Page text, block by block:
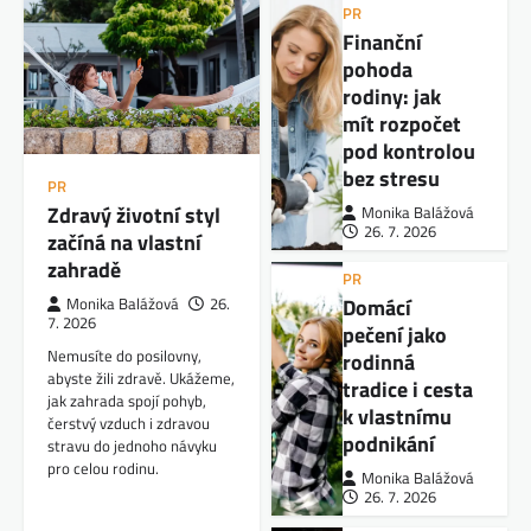
PR
Zdravý životní styl
začíná na vlastní
zahradě
Monika Balážová
26.
7. 2026
Nemusíte do posilovny,
abyste žili zdravě. Ukážeme,
jak zahrada spojí pohyb,
čerstvý vzduch i zdravou
stravu do jednoho návyku
pro celou rodinu.
PR
Finanční
pohoda
rodiny: jak
mít rozpočet
pod kontrolou
bez stresu
Monika Balážová
26. 7. 2026
PR
Domácí
pečení jako
rodinná
tradice i cesta
k vlastnímu
podnikání
Monika Balážová
26. 7. 2026